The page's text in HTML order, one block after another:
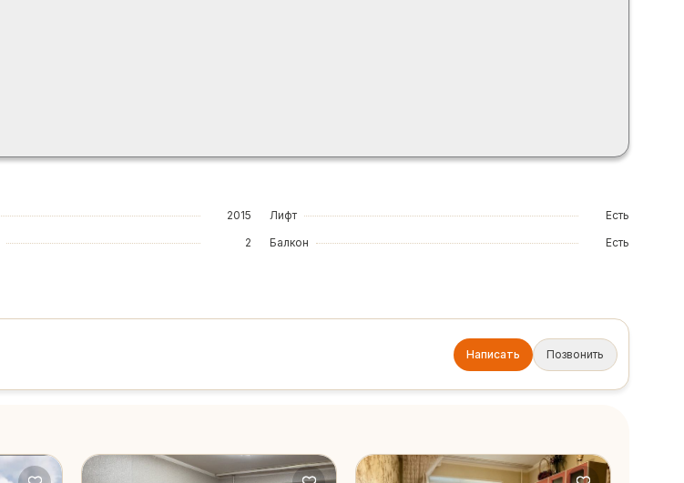
2015
2
Лифт
Есть
Балкон
Есть
Написать Позвонить